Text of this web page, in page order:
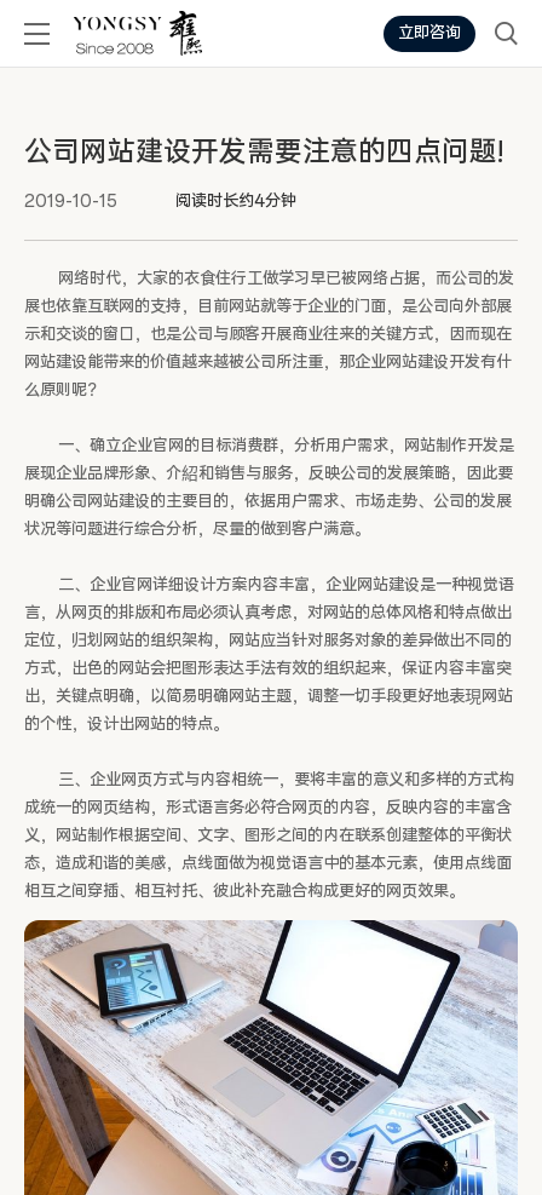
立即咨询
公司网站建设开发需要注意的四点问题!
2019-10-15 阅读时长约4分钟
网络时代，大家的衣食住行工做学习早已被网络占据，而公司的发
展也依靠互联网的支持，目前网站就等于企业的门面，是公司向外部展
示和交谈的窗口，也是公司与顾客开展商业往来的关键方式，因而现在
网站建设能带来的价值越来越被公司所注重，那企业网站建设开发有什
么原则呢？
一、确立企业官网的目标消费群，分析用户需求，网站制作开发是
展现企业品牌形象、介紹和销售与服务，反映公司的发展策略，因此要
明确公司网站建设的主要目的，依据用户需求、市场走势、公司的发展
状况等问题进行综合分析，尽量的做到客户满意。
二、企业官网详细设计方案内容丰富，企业网站建设是一种视觉语
言，从网页的排版和布局必须认真考虑，对网站的总体风格和特点做出
定位，归划网站的组织架构，网站应当针对服务对象的差异做出不同的
方式，出色的网站会把图形表达手法有效的组织起来，保证内容丰富突
出，关键点明确，以简易明确网站主题，调整一切手段更好地表現网站
的个性，设计出网站的特点。
三、企业网页方式与内容相统一，要将丰富的意义和多样的方式构
成统一的网页结构，形式语言务必符合网页的内容，反映内容的丰富含
义，网站制作根据空间、文字、图形之间的内在联系创建整体的平衡状
态，造成和谐的美感，点线面做为视觉语言中的基本元素，使用点线面
相互之间穿插、相互衬托、彼此补充融合构成更好的网页效果。